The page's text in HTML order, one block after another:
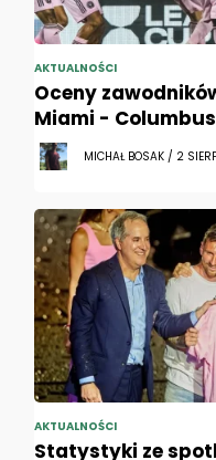
AKTUALNOŚCI
Oceny
Miami -
MICHAŁ BOSAK / 2
AKTUALNOŚCI
Statystyki ze